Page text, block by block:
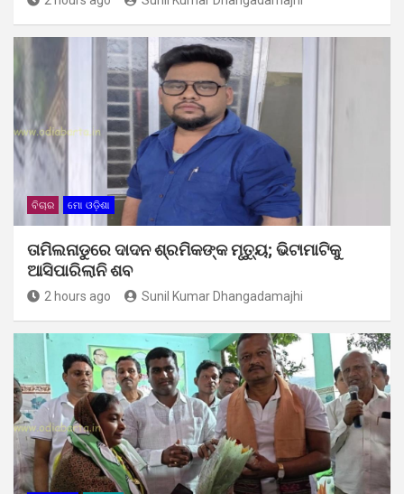
ବିଚାର ମୋ ଓଡ଼ିଶା
ତାମିଲନାଡୁରେ ଦାଦନ ଶ୍ରମିକଙ୍କ ମୃତ୍ୟୁ; ଭିଟାମାଟିକୁ
ଆସିପାରିଲାନି ଶବ
2 hours ago Sunil Kumar Dhangadamajhi